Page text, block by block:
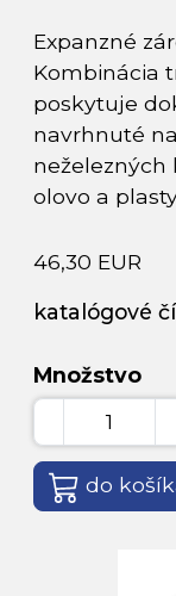
Expanzné
Kombinácia
poskytuje
navrhnuté
neželezných
olovo a
46,30 EUR
katalógové
Množstvo
do